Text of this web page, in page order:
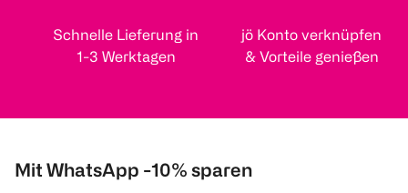
Schnelle Lieferung in
1-3 Werktagen
jö Konto verknüpfen
& Vorteile genießen
Mit WhatsApp -10% sparen